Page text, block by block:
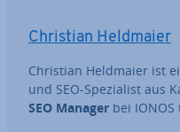
Christian Heldmaier
Christian Heldmaier ist
und SEO-Spe­zia­list aus
SEO Manager bei IONOS